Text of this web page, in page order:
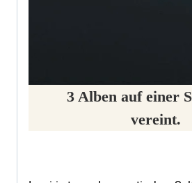
3 Alben auf einer
vereint.